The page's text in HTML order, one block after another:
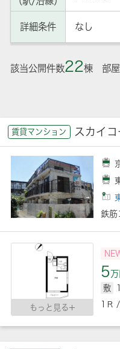
詳細条件 なし
該当公開件数22棟 部
賃貸マンション スカイ
鉄
もっと見る
5万
敷
1Ｒ